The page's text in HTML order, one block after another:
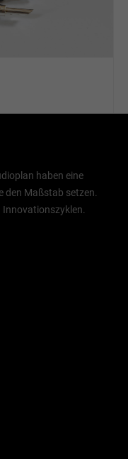
haben eine
den Maßstab setzen.
Innovationszyklen.